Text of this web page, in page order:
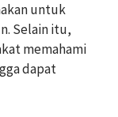
untuk
Selain itu,
memahami
dapat